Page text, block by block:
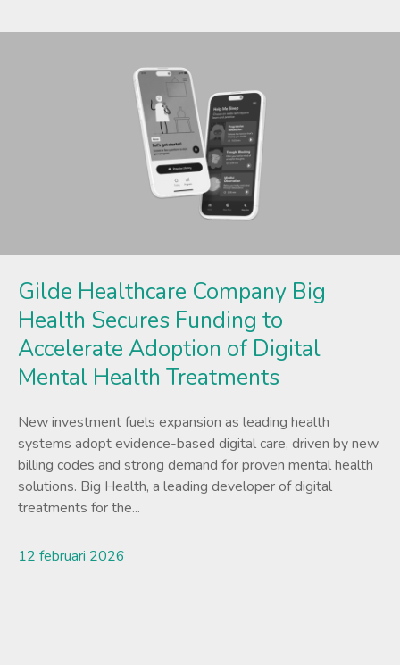
Gilde Healthcare Company Big
Health Secures Funding to
Accelerate Adoption of Digital
Mental Health Treatments
New investment fuels expansion as leading health
systems adopt evidence-based digital care, driven by new
billing codes and strong demand for proven mental health
solutions. Big Health, a leading developer of digital
treatments for the...
12 februari 2026